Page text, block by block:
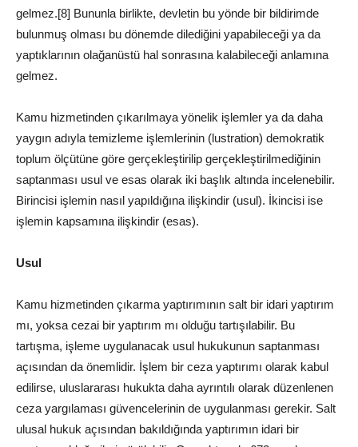
gelmez.[8] Bununla birlikte, devletin bu yönde bir bildirimde
bulunmuş olması bu dönemde dilediğini yapabileceği ya da
yaptıklarının olağanüstü hal sonrasına kalabileceği anlamına
gelmez.
Kamu hizmetinden çıkarılmaya yönelik işlemler ya da daha
yaygın adıyla temizleme işlemlerinin (lustration) demokratik
toplum ölçütüne göre gerçekleştirilip gerçekleştirilmediğinin
saptanması usul ve esas olarak iki başlık altında incelenebilir.
Birincisi işlemin nasıl yapıldığına ilişkindir (usul). İkincisi ise
işlemin kapsamına ilişkindir (esas).
Usul
Kamu hizmetinden çıkarma yaptırımının salt bir idari yaptırım
mı, yoksa cezai bir yaptırım mı olduğu tartışılabilir. Bu
tartışma, işleme uygulanacak usul hukukunun saptanması
açısından da önemlidir. İşlem bir ceza yaptırımı olarak kabul
edilirse, uluslararası hukukta daha ayrıntılı olarak düzenlenen
ceza yargılaması güvencelerinin de uygulanması gerekir. Salt
ulusal hukuk açısından bakıldığında yaptırımın idari bir